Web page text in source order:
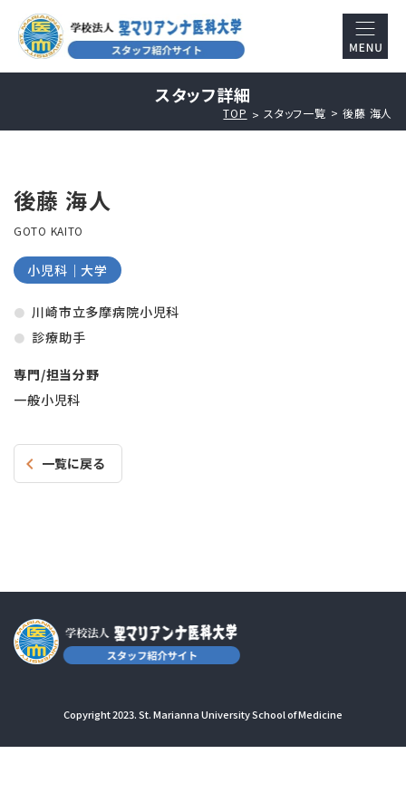
スタッフ詳細
TOP スタッフ一覧 後藤 海人
後藤 海人
GOTO KAITO
小児科｜大学
川崎市立多摩病院小児科
診療助手
専門/担当分野
一般小児科
一覧に戻る
Copyright 2023. St. Marianna University School of Medicine